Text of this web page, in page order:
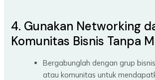
4. Gunakan Networking
Komunitas Bisnis Tanpa
Bergabunglah dengan grup
atau komunitas untuk